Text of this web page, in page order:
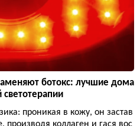
ботокс: лучшие дома
проникая в кожу, он застав
производя коллаген и гася вос